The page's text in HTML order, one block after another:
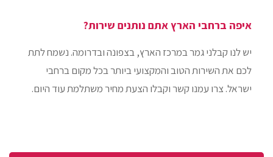
איפה ברחבי הארץ אתם נותנים שירות?
יש לנו קבלני גמר במרכז הארץ, בצפונה ובדרומה. נשמח לתת
לכם את השירות הטוב והמקצועי ביותר בכל מקום ברחבי
ישראל. צרו עמנו קשר וקבלו הצעת מחיר משתלמת עוד היום.